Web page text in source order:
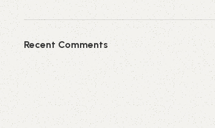
Recent Comments